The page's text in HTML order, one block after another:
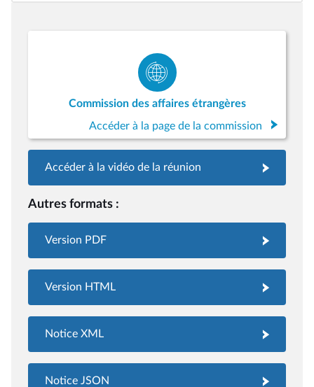
Commission des affaires étrangères
Accéder à la page de la commission
Accéder à la vidéo de la réunion
Autres formats :
Version PDF
Version HTML
Notice XML
Notice JSON